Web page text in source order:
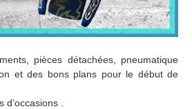
pièces détachées, pneumatique
et des bons plans pour le début de
.